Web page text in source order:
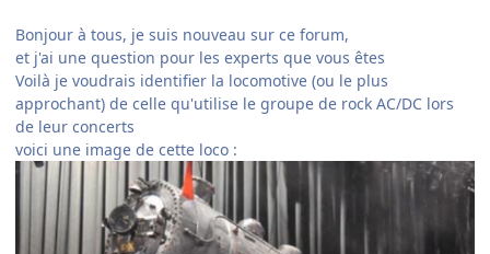
Bonjour à tous, je suis nouveau sur ce forum,
et j'ai une question pour les experts que vous êtes
Voilà je voudrais identifier la locomotive (ou le plus
approchant) de celle qu'utilise le groupe de rock AC/DC lors
de leur concerts
voici une image de cette loco :